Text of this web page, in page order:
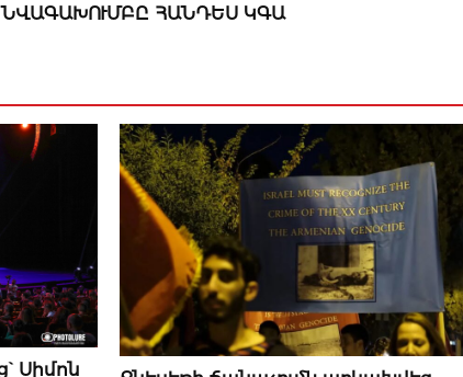
ՀԱՆԴԵՍ ԿԳԱ
Սիմոն
10 ՀՈՒԼԻՍԻ, 2026